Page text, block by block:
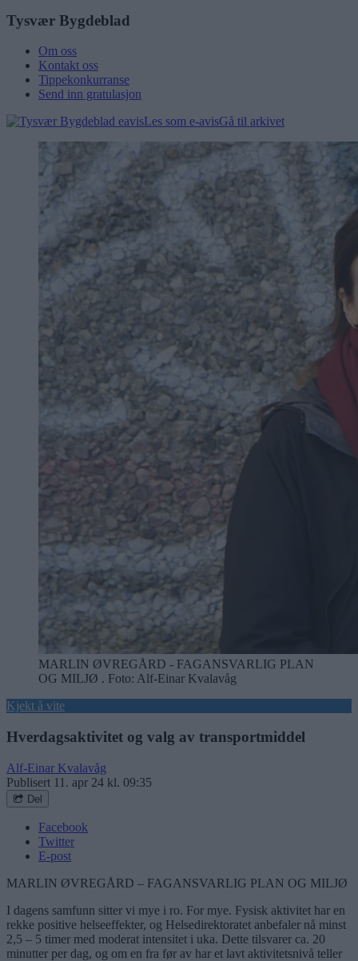
Tysvær Bygdeblad
Om oss
Kontakt oss
Tippekonkurranse
Send inn gratulasjon
Les som e-avisGå til arkivet
MARLIN ØVREGÅRD - FAGANSVARLIG PLAN
OG MILJØ . Foto: Alf-Einar Kvalavåg
Kjekt å vite
Hverdagsaktivitet og valg av transportmiddel
Alf-Einar Kvalavåg
Publisert 11. apr 24 kl. 09:35
Del
Facebook
Twitter
E-post
MARLIN ØVREGÅRD – FAGANSVARLIG PLAN OG MILJØ
I dagens samfunn sitter vi mye i ro. For mye. Fysisk aktivitet har en
rekke positive helseeffekter, og Helsedirektoratet anbefaler nå minst
2,5 – 5 timer med moderat intensitet i uka. Dette tilsvarer ca. 20
minutter per dag, og om en fra før av har et lavt aktivitetsnivå teller